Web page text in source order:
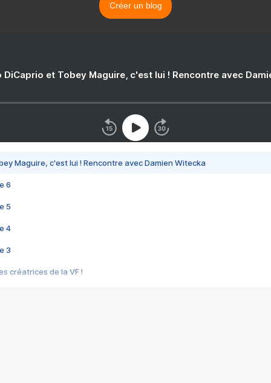
Créer un blog
DiCaprio et Tobey Maguire, c'est lui ! Rencontre avec
Maguire, c'est lui ! Rencontre avec Damien Witecka
6
5
4
3
créatrices de la VF !